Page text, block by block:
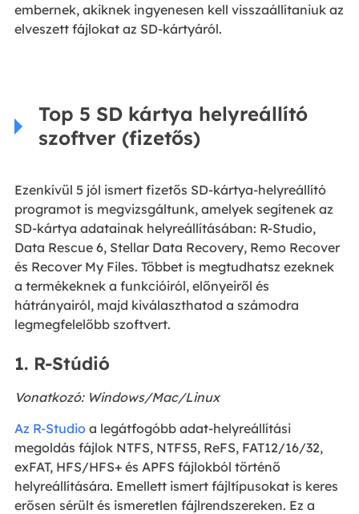
embernek, akiknek ingyenesen kell visszaállítaniuk az
elveszett fájlokat az SD-kártyáról.
Top 5 SD kártya helyreállító
szoftver (fizetős)
Ezenkívül 5 jól ismert fizetős SD-kártya-helyreállító
programot is megvizsgáltunk, amelyek segítenek az
SD-kártya adatainak helyreállításában: R-Studio,
Data Rescue 6, Stellar Data Recovery, Remo Recover
és Recover My Files. Többet is megtudhatsz ezeknek
a termékeknek a funkcióiról, előnyeiről és
hátrányairól, majd kiválaszthatod a számodra
legmegfelelőbb szoftvert.
1. R-Stúdió
Vonatkozó: Windows/Mac/Linux
Az R-Studioa legátfogóbb adat-helyreállítási
megoldás fájlok NTFS, NTFS5, ReFS, FAT12/16/32,
exFAT, HFS/HFS+ és APFS fájlokból történő
helyreállítására. Emellett ismert fájltípusokat is keres
erősen sérült és ismeretlen fájlrendszereken. Ez a